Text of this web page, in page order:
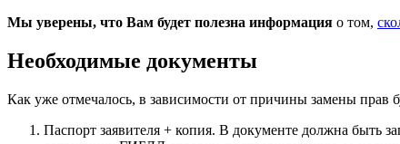
Мы уверены, что Вам будет полезна информация о том,
Необходимые документы
Как уже отмечалось, в зависимости от причины замены прав
Паспорт заявителя + копия. В документе должна быть